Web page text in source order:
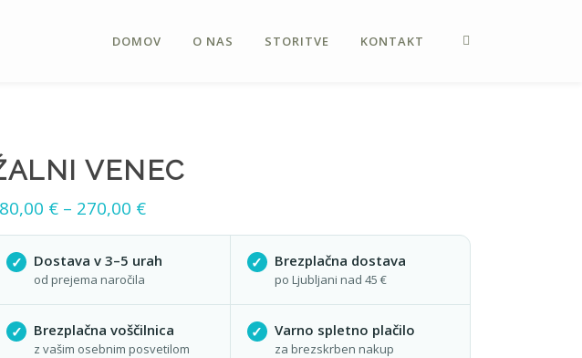
DOMOV O NAS STORITVE KONTAKT
VENEC
€ – 270,00 €
Dostava v 3–5 urah
od prejema naročila
Brezplačna dostava
po Ljubljani nad 45 €
Brezplačna voščilnica
z vašim osebnim posvetilom
Varno spletno plačilo
za brezskrben nakup